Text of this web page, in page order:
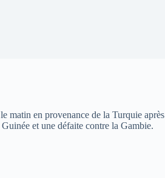
matin en provenance de la Turquie après
et une défaite contre la Gambie.